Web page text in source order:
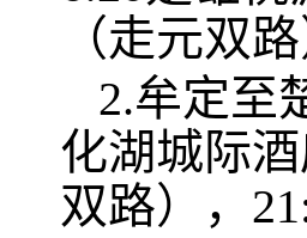
（走元双
2.牟定至
化湖城际
双路），